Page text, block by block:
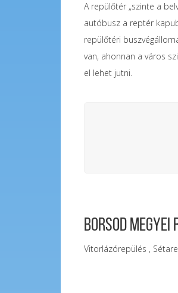
A repülőtér „szinte a
autóbusz a reptér
repülőtéri
van, ahonnan a város
el lehet jutni.
Borsod
Vitorlázórepülés ,